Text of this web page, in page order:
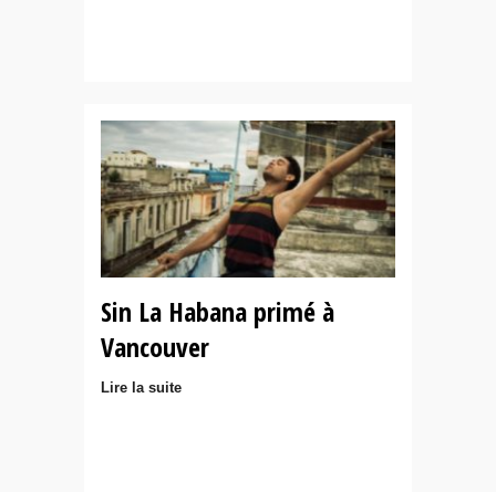
Sin La Habana primé à
Vancouver
Lire la suite